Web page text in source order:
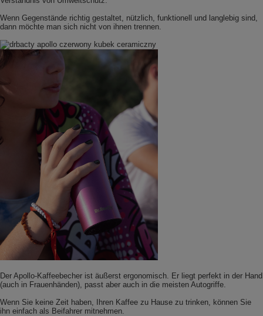
Wenn Gegenstände richtig gestaltet, nützlich, funktionell und langlebig sind,
dann möchte man sich nicht von ihnen trennen.
Der Apollo-Kaffeebecher ist äußerst ergonomisch. Er liegt perfekt in der Hand
(auch in Frauenhänden), passt aber auch in die meisten Autogriffe.
Wenn Sie keine Zeit haben, Ihren Kaffee zu Hause zu trinken, können Sie
ihn einfach als Beifahrer mitnehmen.